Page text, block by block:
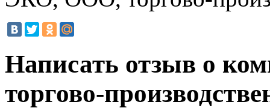
Написать отзыв о
торгово-